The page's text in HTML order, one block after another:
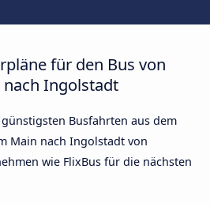
für den Bus von
Ingolstadt
Busfahrten aus dem
Main nach Ingolstadt von
wie FlixBus für die nächsten